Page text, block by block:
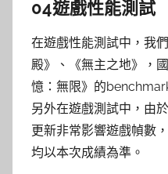
04遊戲性能測試
在遊戲性能測試中，我
殿》、《無主之地》，
憶：無限》的
另外在遊戲測試中，由
更新非常影響遊戲幀數
均以本次成績為準。